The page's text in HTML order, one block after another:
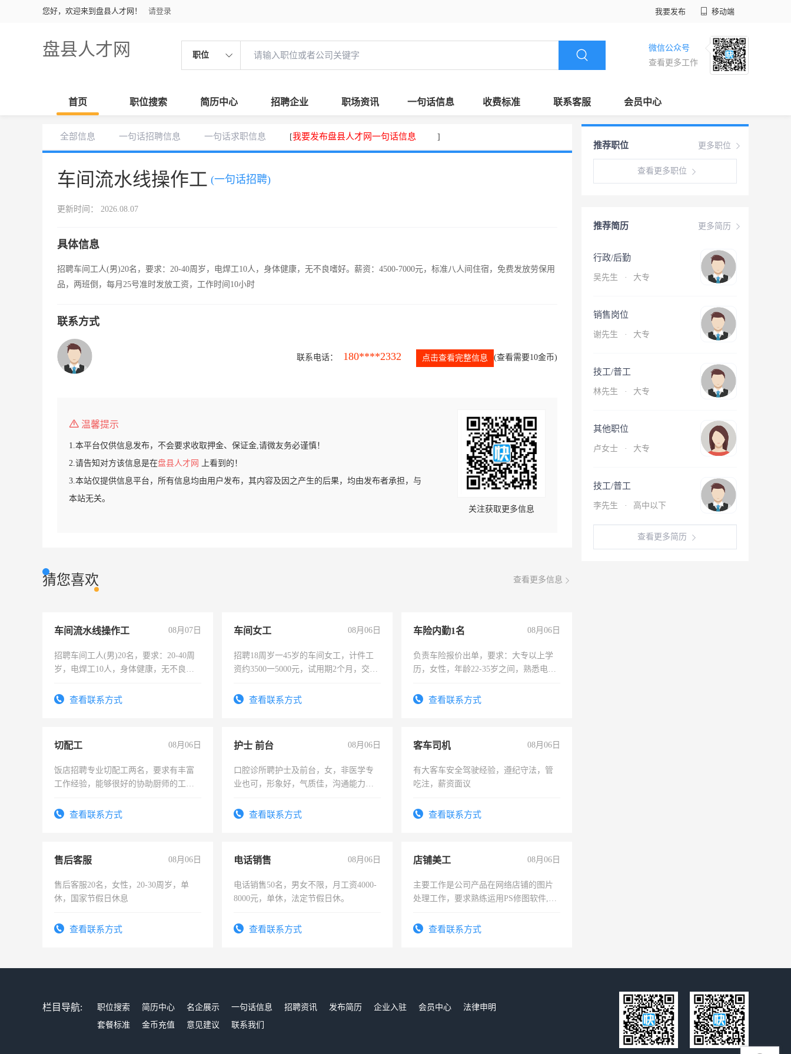
您好，欢迎来到盘县人才网！ 请登录 我要发布 移动端
盘县人才网 职位
微信公众号
查看更多工作
首页 职位搜索 简历中心 招聘企业 职场资讯 一句话信息 收费标准 联系客服 会员中心
全部信息 一句话招聘信息 一句话求职信息 [我要发布盘县人才网一句话信息 ]
车间流水线操作工 (一句话招聘)
更新时间： 2026.08.07
具体信息
招聘车间工人(男)20名，要求：20-40周岁，电焊工10人，身体健康，无不良嗜好。薪资：4500-7000元，标准八人间住宿，免费发放劳保用
品，两班倒，每月25号准时发放工资，工作时间10小时
联系方式
联系电话： 180****2332 点击查看完整信息 (查看需要10金币)
温馨提示
1.本平台仅供信息发布，不会要求收取押金、保证金,请微友务必谨慎！
2.请告知对方该信息是在盘县人才网
上看到的！
3.本站仅提供信息平台，所有信息均由用户发布，其内容及因之产生的后果，均由发布者承担，与
本站无关。
关注获取更多信息
猜您喜欢 查看更多信息
车间流水线操作工 08月07日
招聘车间工人(男)20名，要求：20-40周
岁，电焊工10人，身体健康，无不良嗜
宿，免费发放劳保用品，两班倒，每月
查看联系方式
车间女工 08月06日
招聘18周岁一45岁的车间女工，计件工
资约3500一5000元，试用期2个月，交五
查看联系方式
车险内勤1名 08月06日
负责车险报价出单，要求：大专以上学
历，女性，年龄22-35岁之间，熟悉电脑
试用期1-3个月，转正后交纳五险，
查看联系方式
切配工 08月06日
饭店招聘专业切配工两名，要求有丰富
工作经验，能够很好的协助厨师的工
4500。查看联系方式
护士 前台 08月06日
口腔诊所聘护士及前台，女，非医学专
业也可，形象好，气质佳，沟通能力
查看联系方式
客车司机 08月06日
有大客车安全驾驶经验，遵纪守法，管
吃注，薪资面议
查看联系方式
售后客服 08月06日
售后客服20名，女性，20-30周岁，单
休，国家节假日休息
查看联系方式
电话销售 08月06日
电话销售50名，男女不限，月工资4000-
8000元，单休，法定节假日休。
查看联系方式
店铺美工 08月06日
主要工作是公司产品在网络店铺的图片
处理工作，要求熟练运用PS修图软件,工
查看联系方式
更多职位
推荐职位
查看更多职位
更多简历
推荐简历
行政/后勤
吴先生 · 大专
销售岗位
谢先生 · 大专
技工/普工
林先生 · 大专
其他职位
卢女士 · 大专
技工/普工
李先生 · 高中以下
查看更多简历
栏目导航: 职位搜索 简历中心 名企展示 一句话信息 招聘资讯 发布简历 企业入驻 会员中心
法律申明
套餐标准
金币充值 意见建议 联系我们